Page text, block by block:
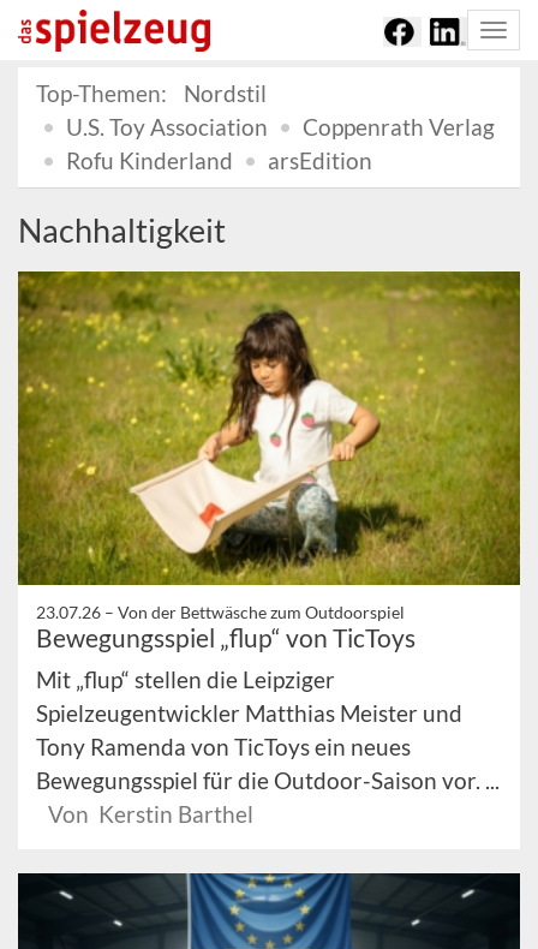
Top-Themen:
Nordstil
U.S. Toy Association
Coppenrath Verlag
Rofu Kinderland
arsEdition
Nachhaltigkeit
23.07.26 – Von der Bettwäsche zum Outdoorspiel
Bewegungsspiel „flup“ von TicToys
Mit „flup“ stellen die Leipziger
Spielzeugentwickler Matthias Meister und
Tony Ramenda von TicToys ein neues
Bewegungsspiel für die Outdoor-Saison vor. ...
Von Kerstin Barthel